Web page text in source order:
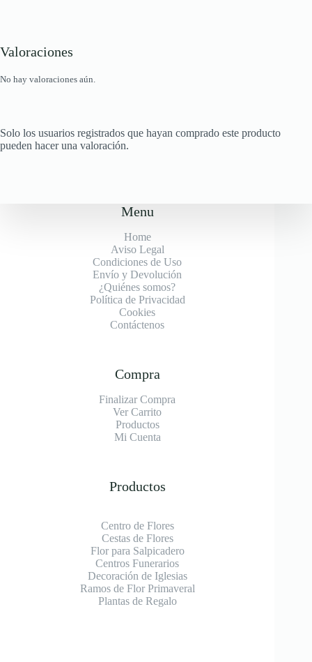
Valoraciones
No hay valoraciones aún.
Solo los usuarios registrados que hayan comprado este producto
pueden hacer una valoración.
Menu
Home
Aviso Legal
Condiciones de Uso
Envío y Devolución
¿Quiénes somos?
Política de Privacidad
Cookies
Contáctenos
Compra
Finalizar Compra
Ver Carrito
Productos
Mi Cuenta
Productos
Centro de Flores
Cestas de Flores
Flor para Salpicadero
Centros Funerarios
Decoración de Iglesias
Ramos de Flor Primaveral
Plantas de Regalo